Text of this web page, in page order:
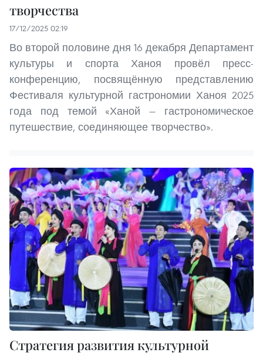
творчества
17/12/2025 02:19
Во второй половине дня 16 декабря Департамент
культуры и спорта Ханоя провёл пресс-
конференцию, посвящённую представлению
Фестиваля культурной гастрономии Ханоя 2025
года под темой «Ханой — гастрономическое
путешествие, соединяющее творчество».
Стратегия развития культурной